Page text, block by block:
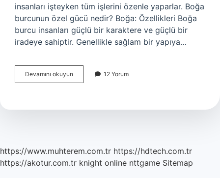
insanları işteyken tüm işlerini özenle yaparlar. Boğa
burcunun özel gücü nedir? Boğa: Özellikleri Boğa
burcu insanları güçlü bir karaktere ve güçlü bir
iradeye sahiptir. Genellikle sağlam bir yapıya…
Devamını okuyun
Burcu
12 Yorum
https://www.muhterem.com.tr https://hdtech.com.tr
https://akotur.com.tr knight online nttgame Sitemap